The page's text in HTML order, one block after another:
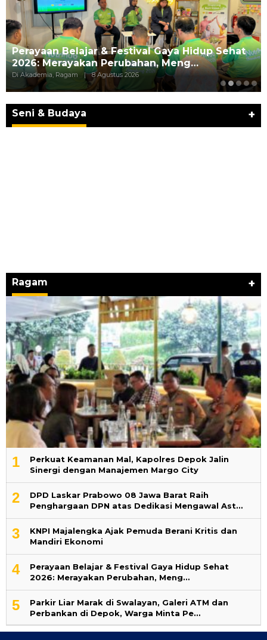
Perayaan Belajar & Festival Gaya Hidup Sehat
2026: Merayakan Perubahan, Meng…
Di Akademia, Ragam | 8 Agustus 2026
Seni & Budaya +
JURNAL MATARUMA 2026 MENGUSUNG
SEMANGAT “BELAJAR DARI WARISAN,
BERKARYA UNTUK PE…
Ragam +
1
Perkuat Keamanan Mal, Kapolres Depok Jalin
Sinergi dengan Manajemen Margo City
2
DPD Laskar Prabowo 08 Jawa Barat Raih
Penghargaan DPN atas Dedikasi Mengawal Ast…
3
KNPI Majalengka Ajak Pemuda Berani Kritis dan
Mandiri Ekonomi
4
Perayaan Belajar & Festival Gaya Hidup Sehat
2026: Merayakan Perubahan, Meng…
5
Parkir Liar Marak di Swalayan, Galeri ATM dan
Perbankan di Depok, Warga Minta Pe…